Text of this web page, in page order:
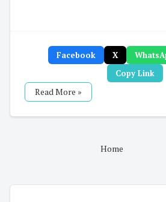
Facebook X
Copy Link
Read More »
Home